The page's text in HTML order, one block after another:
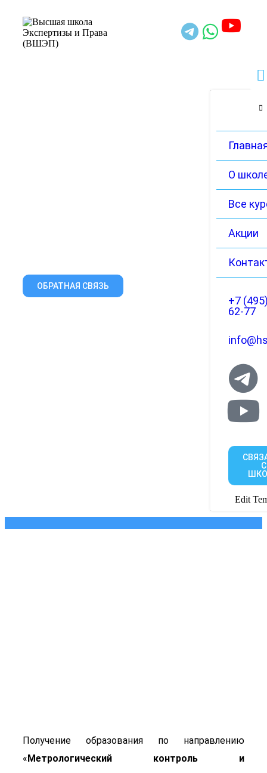
ОБРАТНАЯ СВЯЗЬ
О
Все
Акции
+7
62-77
Edit
Получение образования по направлению
«Метрологический контроль и